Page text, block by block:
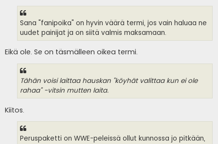
Sana "fanipoika" on hyvin väärä termi, jos vain haluaa ne
uudet painijat ja on siitä valmis maksamaan.
Eikä ole. Se on täsmälleen oikea termi.
Tähän voisi laittaa hauskan "köyhät valittaa kun ei ole
rahaa" -vitsin mutten laita.
Kiitos.
Peruspaketti on WWE-peleissä ollut kunnossa jo pitkään,